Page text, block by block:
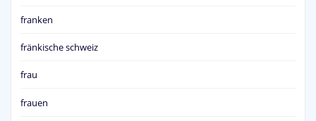
franken
fränkische schweiz
frau
frauen